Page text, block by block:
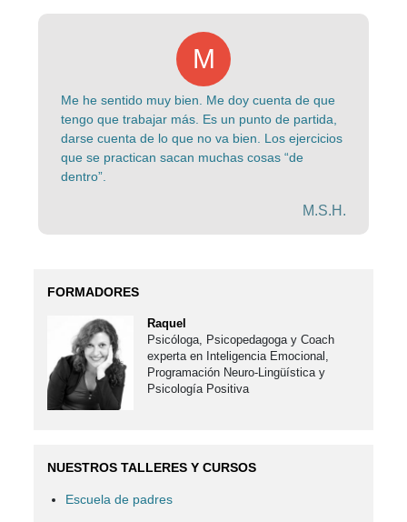
Me he sentido muy bien. Me doy cuenta de que
tengo que trabajar más. Es un punto de partida,
darse cuenta de lo que no va bien. Los ejercicios
que se practican sacan muchas cosas “de
dentro”.
M.S.H.
FORMADORES
Raquel
Psicóloga, Psicopedagoga y Coach
experta en Inteligencia Emocional,
Programación Neuro-Lingüística y
Psicología Positiva
NUESTROS TALLERES Y CURSOS
Escuela de padres